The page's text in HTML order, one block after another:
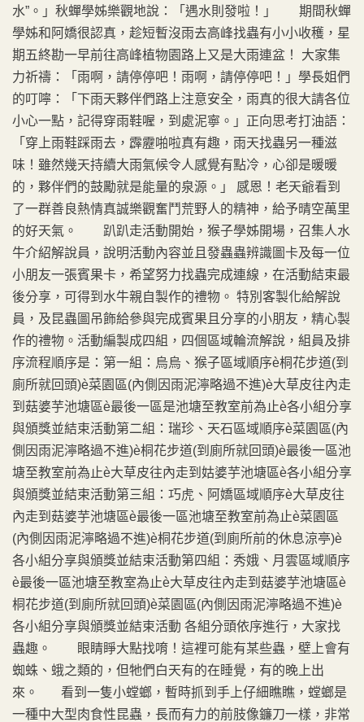
水”。」秋蟬學姊樂觀地說：「遇水則發啦！」 期間秋蟬
學姊和阿嬌很認真，趁短暫沒雨去高峰找蟲有小小收穫，星
期五終勘一早前往高峰植物園路上又是大雨連盆！ 大家集
力祈禱：「雨啊，請停停吧！雨啊，請停停吧！」學長姐們
的叮嚀：「下雨天夥伴們路上注意安全，雨真的很大請各位
小心一點，記得穿雨鞋喔，到處泥寧。」正向思考打油語：
「穿上雨鞋踩雨去，霹靂啪啦真有趣，雨天找蟲另一種滋
味！雖然幾天持續大雨氣候令人感覺有點冷，心卻是暖暖
的，夥伴們的鼓勵就是能量的泉源。」 感恩！老天爺看到
了一群善良熱情真誠樂觀奮鬥荒野人的精神，給予晴空萬里
的好天氣。 趴趴走活動開始，猴子學姊開場，召集人水
牛介紹解說員，說明活動內容並且發蟲蟲辨識圖卡及每一位
小朋友一張賓果卡，希望努力找蟲完成連線，在活動結束最
後分享，可得到水牛親自製作的禮物。 特別客製化給解說
員，及昆蟲圖吊飾給參與完成賓果且分享的小朋友，精心製
作的禮物。活動編製成四組，四個區域輪流解說，組員及排
序流程順序是：第一組：烏烏、猴子區域順序è桐花步道(到
廁所就回頭)è菜園區(內側因雨泥濘略過不進)è大草皮往內走
到菇婆芋池塘區è最後一區是池塘至教室前為止è各小組分享
與頒獎並結束活動第二組：瑞珍、天石區域順序è菜園區(內
側因雨泥濘略過不進)è桐花步道(到廁所就回頭)è最後一區池
塘至教室前為止è大草皮往內走到姑婆芋池塘區è各小組分享
與頒獎並結束活動第三組：巧虎、阿嬌區域順序è大草皮往
內走到菇婆芋池塘區è最後一區池塘至教室前為止è菜園區
(內側因雨泥濘略過不進)è桐花步道(到廁所前的休息涼亭)è
各小組分享與頒獎並結束活動第四組：秀娥、月雲區域順序
è最後一區池塘至教室為止è大草皮往內走到菇婆芋池塘區è
桐花步道(到廁所就回頭)è菜園區(內側因雨泥濘略過不進)è
各小組分享與頒獎並結束活動 各組分頭依序進行，大家找
蟲趣。 眼睛睜大點找唷！這裡可能有某些蟲，壁上會有
蜘蛛、蛾之類的，但牠們白天有的在睡覺，有的晚上出
來。 看到一隻小螳螂，暫時抓到手上仔細瞧瞧，螳螂是
一種中大型肉食性昆蟲，長而有力的前肢像鐮刀一樣，非常